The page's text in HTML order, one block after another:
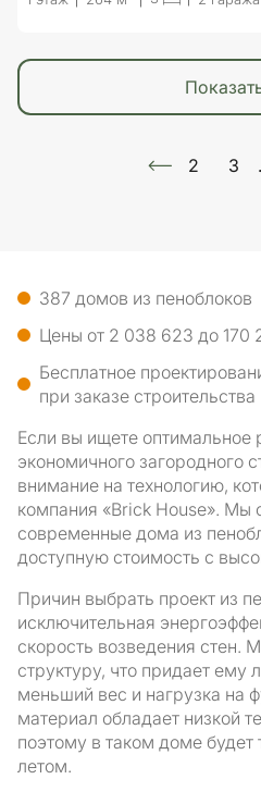
2 3
387 домов из пеноблоков
Цены от 2 038 623 до 170
Бесплатное
при заказе строительства
Если вы ищете оптимальное
экономичного загородного
внимание на технологию,
компания «Brick House». Мы
современные дома из
доступную стоимость с
Причин выбрать проект из
исключительная
скорость возведения стен.
структуру, что придает ему
меньший вес и нагрузка на
материал обладает низкой
поэтому в таком доме
летом.